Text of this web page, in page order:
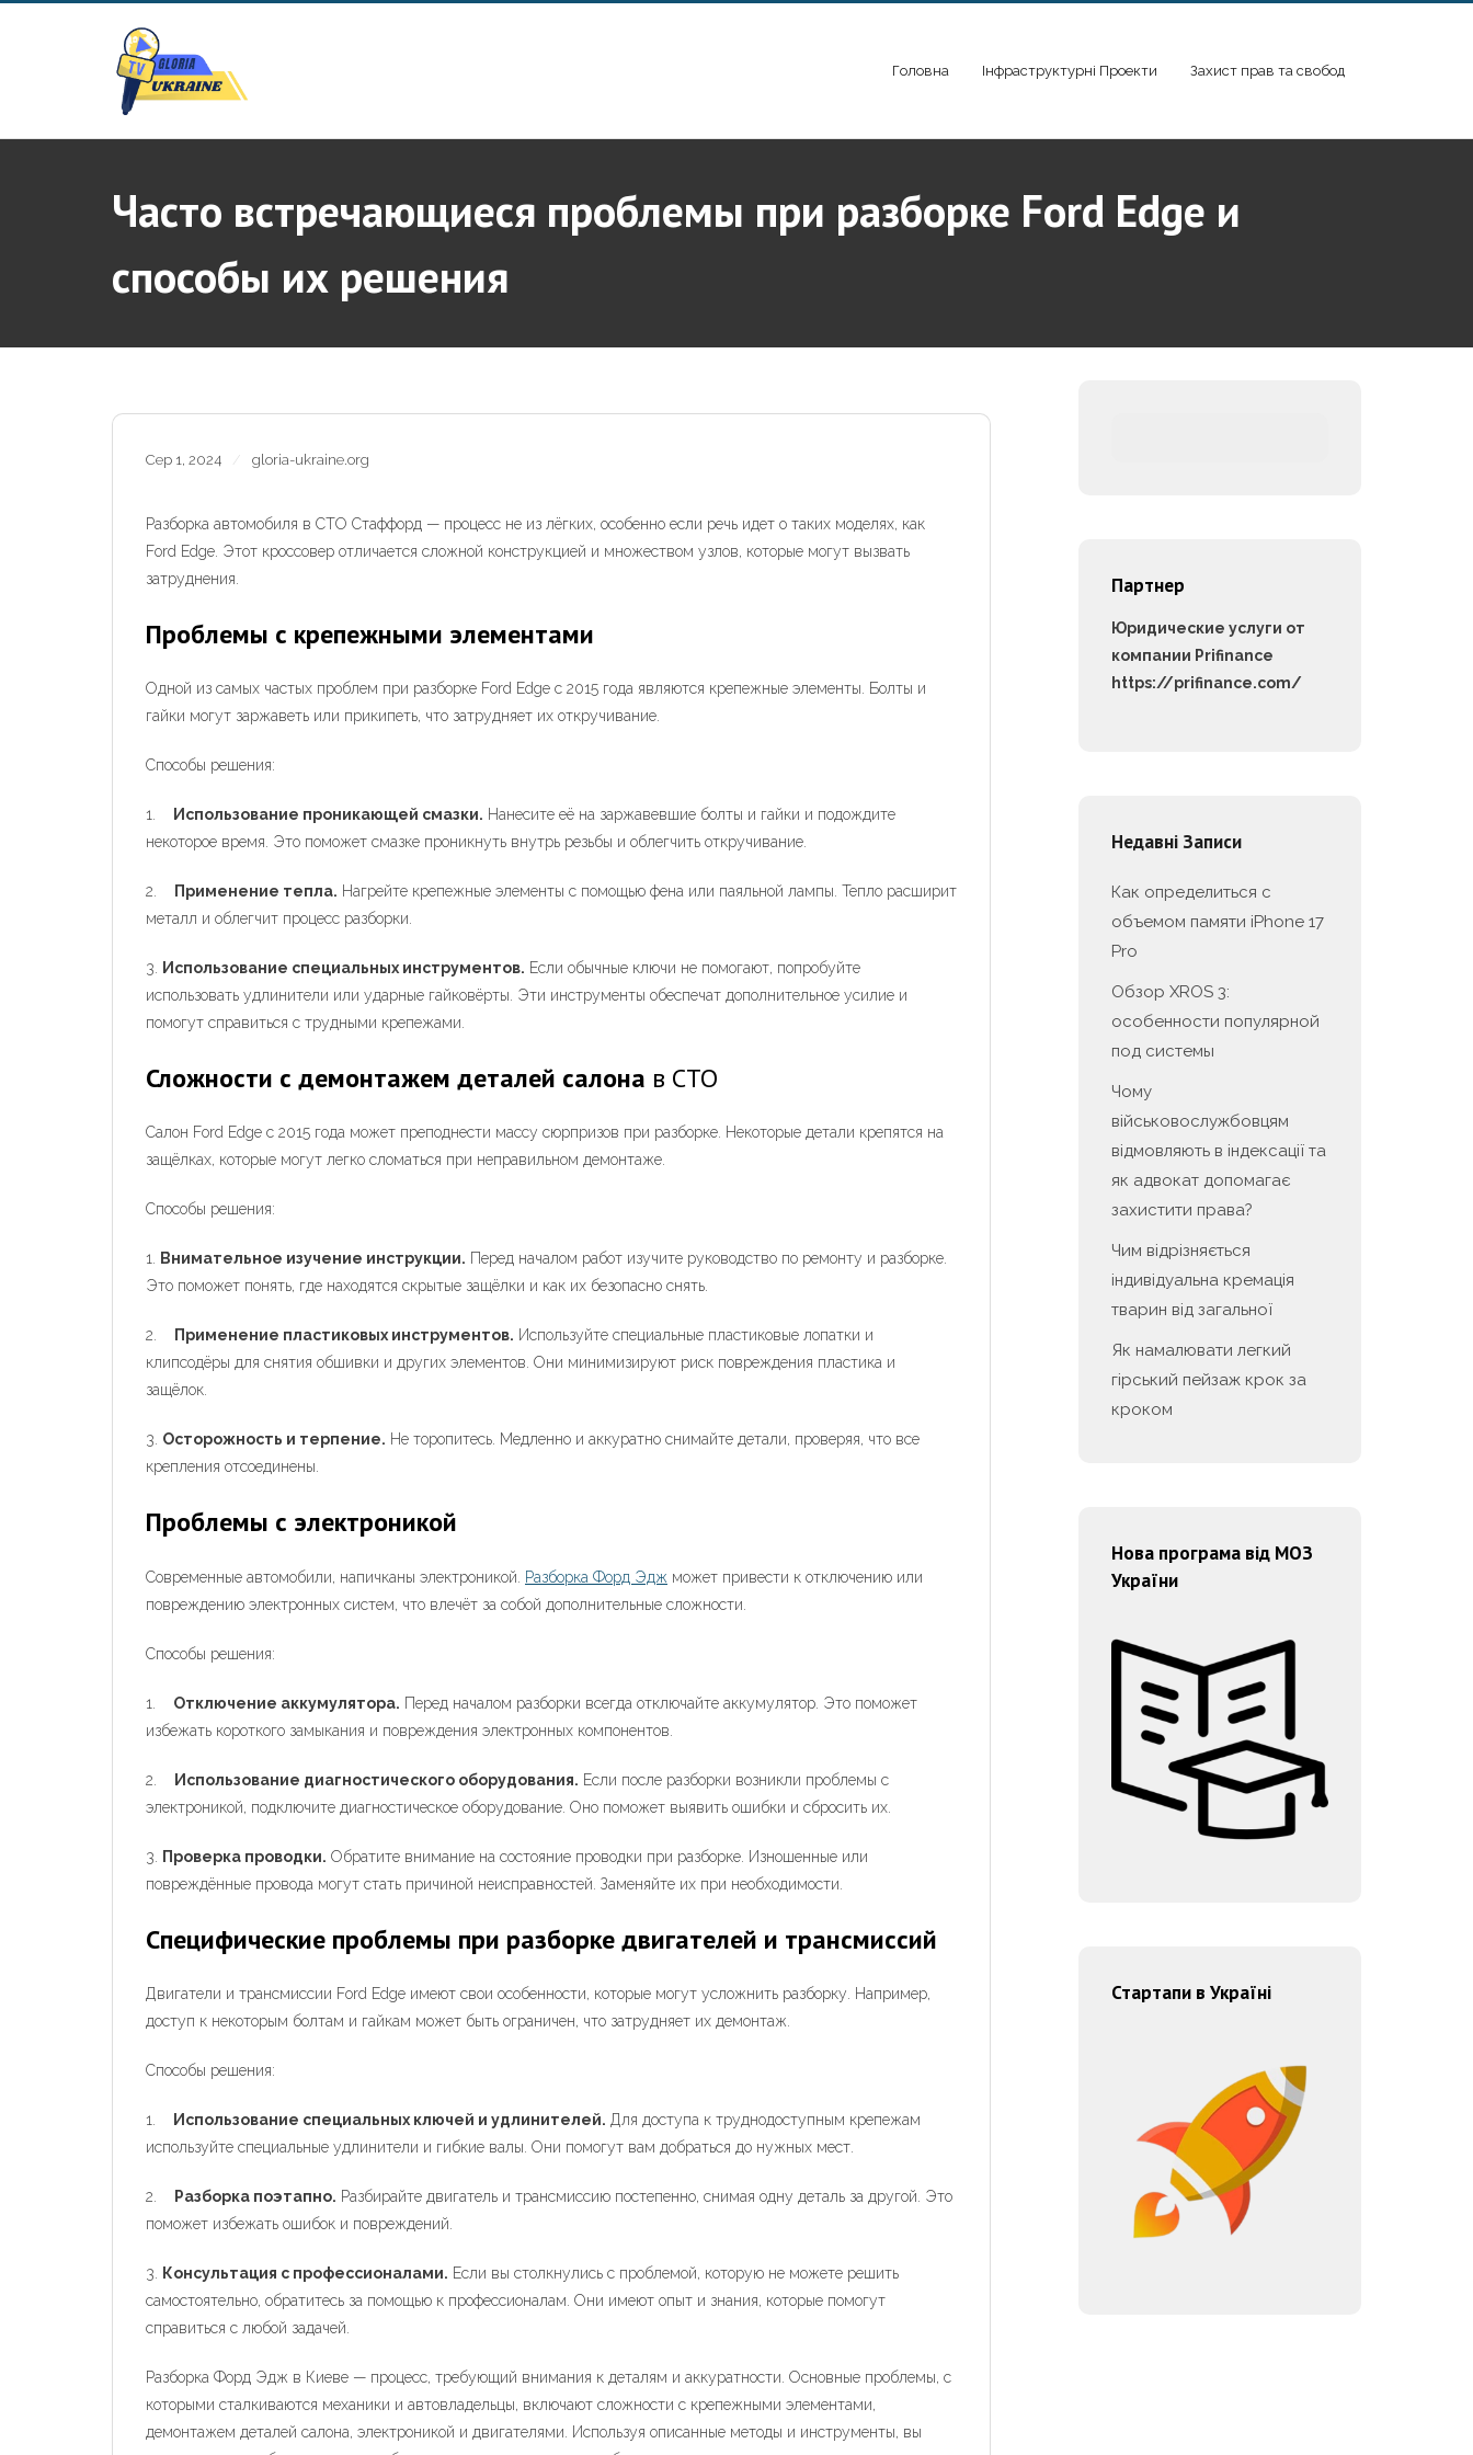
Головна Інфраструктурні Проекти Захист прав та свобод
Часто встречающиеся проблемы при разборке Ford Edge и
способы их решения
Сер 1, 2024 gloria-ukraine.org
Разборка автомобиля в СТО Стаффорд — процесс не из лёгких, особенно если речь идет о таких моделях, как
Ford Edge. Этот кроссовер отличается сложной конструкцией и множеством узлов, которые могут вызвать
затруднения.
Проблемы с крепежными элементами
Одной из самых частых проблем при разборке Ford Edge с 2015 года являются крепежные элементы. Болты и
гайки могут заржаветь или прикипеть, что затрудняет их откручивание.
Способы решения:
1. Использование проникающей смазки. Нанесите её на заржавевшие болты и гайки и подождите
некоторое время. Это поможет смазке проникнуть внутрь резьбы и облегчить откручивание.
2. Применение тепла. Нагрейте крепежные элементы с помощью фена или паяльной лампы. Тепло расширит
металл и облегчит процесс разборки.
3. Использование специальных инструментов. Если обычные ключи не помогают, попробуйте
использовать удлинители или ударные гайковёрты. Эти инструменты обеспечат дополнительное усилие и
помогут справиться с трудными крепежами.
Сложности с демонтажем деталей салона в СТО
Салон Ford Edge с 2015 года может преподнести массу сюрпризов при разборке. Некоторые детали крепятся на
защёлках, которые могут легко сломаться при неправильном демонтаже.
Способы решения:
1. Внимательное изучение инструкции. Перед началом работ изучите руководство по ремонту и разборке.
Это поможет понять, где находятся скрытые защёлки и как их безопасно снять.
2. Применение пластиковых инструментов. Используйте специальные пластиковые лопатки и
клипсодёры для снятия обшивки и других элементов. Они минимизируют риск повреждения пластика и
защёлок.
3. Осторожность и терпение. Не торопитесь. Медленно и аккуратно снимайте детали, проверяя, что все
крепления отсоединены.
Проблемы с электроникой
Современные автомобили, напичканы электроникой. Разборка Форд Эдж может привести к отключению или
повреждению электронных систем, что влечёт за собой дополнительные сложности.
Способы решения:
1. Отключение аккумулятора. Перед началом разборки всегда отключайте аккумулятор. Это поможет
избежать короткого замыкания и повреждения электронных компонентов.
2. Использование диагностического оборудования. Если после разборки возникли проблемы с
электроникой, подключите диагностическое оборудование. Оно поможет выявить ошибки и сбросить их.
3. Проверка проводки. Обратите внимание на состояние проводки при разборке. Изношенные или
повреждённые провода могут стать причиной неисправностей. Заменяйте их при необходимости.
Специфические проблемы при разборке двигателей и трансмиссий
Двигатели и трансмиссии Ford Edge имеют свои особенности, которые могут усложнить разборку. Например,
доступ к некоторым болтам и гайкам может быть ограничен, что затрудняет их демонтаж.
Способы решения:
1. Использование специальных ключей и удлинителей. Для доступа к труднодоступным крепежам
используйте специальные удлинители и гибкие валы. Они помогут вам добраться до нужных мест.
2. Разборка поэтапно. Разбирайте двигатель и трансмиссию постепенно, снимая одну деталь за другой. Это
поможет избежать ошибок и повреждений.
3. Консультация с профессионалами. Если вы столкнулись с проблемой, которую не можете решить
самостоятельно, обратитесь за помощью к профессионалам. Они имеют опыт и знания, которые помогут
справиться с любой задачей.
Разборка Форд Эдж в Киеве — процесс, требующий внимания к деталям и аккуратности. Основные проблемы, с
которыми сталкиваются механики и автовладельцы, включают сложности с крепежными элементами,
демонтажем деталей салона, электроникой и двигателями. Используя описанные методы и инструменты, вы
Партнер
Юридические услуги от
компании Prifinance
https://prifinance.com/
Недавні Записи
Как определиться с
объемом памяти iPhone 17
Pro
Обзор XROS 3:
особенности популярной
под системы
Чому
військовослужбовцям
відмовляють в індексації та
як адвокат допомагає
захистити права?
Чим відрізняється
індивідуальна кремація
тварин від загальної
Як намалювати легкий
гірський пейзаж крок за
кроком
Нова програма від МОЗ
України
Стартапи в Україні